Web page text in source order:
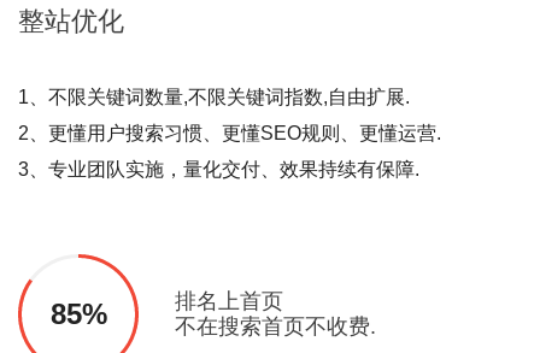
整站优化
1、不限关键词数量,不限关键词指数,自由扩展.
2、更懂用户搜索习惯、更懂SEO规则、更懂运营.
3、专业团队实施，量化交付、效果持续有保障.
85%
排名上首页
不在搜索首页不收费.